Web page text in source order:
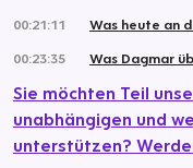
00:21:11
Was heute an
00:23:35
Was Dagmar
Sie möchten Teil
unabhängigen und
unterstützen?